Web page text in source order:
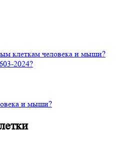
клеткам человека и мыши?
2024?
и мыши?